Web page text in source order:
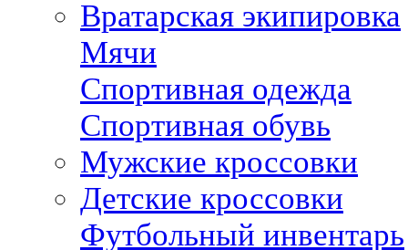
Вратарская экипировка
Мячи
Спортивная одежда
Спортивная обувь
Мужские кроссовки
Детские кроссовки
Футбольный инвентарь